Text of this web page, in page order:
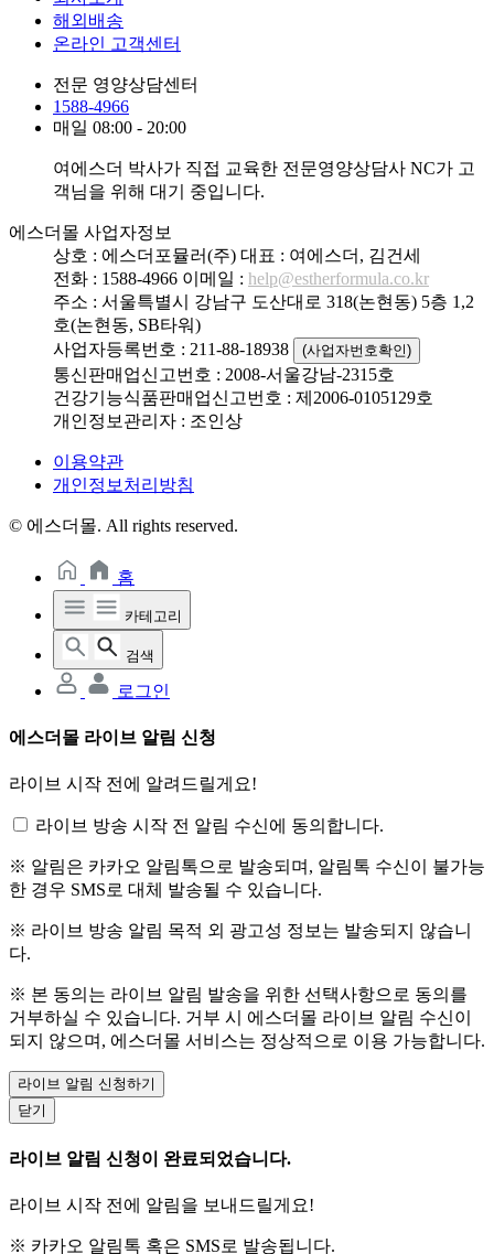
해외배송
온라인 고객센터
전문 영양상담센터
1588-4966
매일 08:00 - 20:00
여에스더 박사가 직접 교육한 전문영양상담사 NC가 고
객님을 위해 대기 중입니다.
에스더몰 사업자정보
상호 : 에스더포뮬러(주) 대표 : 여에스더, 김건세
전화 : 1588-4966 이메일 : help@estherformula.co.kr
주소 : 서울특별시 강남구 도산대로 318(논현동) 5층 1,2
호(논현동, SB타워)
사업자등록번호 : 211-88-18938
(사업자번호확인)
통신판매업신고번호 : 2008-서울강남-2315호
건강기능식품판매업신고번호 : 제2006-0105129호
개인정보관리자 : 조인상
이용약관
개인정보처리방침
© 에스더몰. All rights reserved.
홈
카테고리
검색
로그인
에스더몰 라이브 알림 신청
라이브 시작 전에 알려드릴게요!
라이브 방송 시작 전 알림 수신에 동의합니다.
※ 알림은 카카오 알림톡으로 발송되며, 알림톡 수신이 불가능
한 경우 SMS로 대체 발송될 수 있습니다.
※ 라이브 방송 알림 목적 외 광고성 정보는 발송되지 않습니
다.
※ 본 동의는 라이브 알림 발송을 위한 선택사항으로 동의를
거부하실 수 있습니다. 거부 시 에스더몰 라이브 알림 수신이
되지 않으며, 에스더몰 서비스는 정상적으로 이용 가능합니다.
라이브 알림 신청하기
닫기
라이브 알림 신청이 완료되었습니다.
라이브 시작 전에 알림을 보내드릴게요!
※ 카카오 알림톡 혹은 SMS로 발송됩니다.